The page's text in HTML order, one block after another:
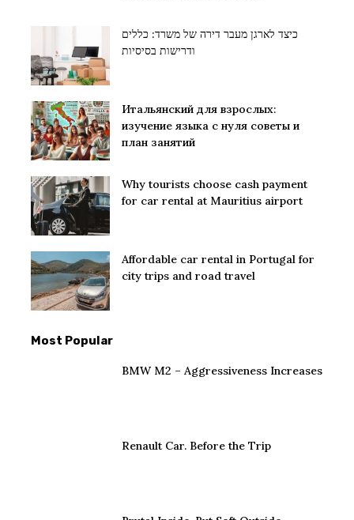
כיצד לארגן מעבר דירה של משרד: כללים
ודרישות בסיסיות
Итальянский для взрослых:
изучение языка с нуля советы и
план занятий
Why tourists choose cash payment
for car rental at Mauritius airport
Affordable car rental in Portugal for
city trips and road travel
Most Popular
BMW M2 – Aggressiveness Increases
Renault Car. Before the Trip